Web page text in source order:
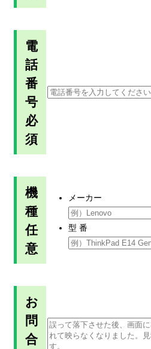
電
話
番
号
必
須
機
種
任
意
メーカー
型 番
お
問
合